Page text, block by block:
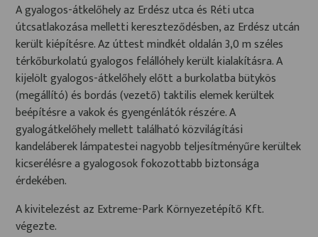
A gyalogos-átkelőhely az Erdész utca és Réti utca
útcsatlakozása melletti kereszteződésben, az Erdész utcán
került kiépítésre. Az úttest mindkét oldalán 3,0 m széles
térkőburkolatú gyalogos felállóhely került kialakításra. A
kijelölt gyalogos-átkelőhely előtt a burkolatba bütykös
(megállító) és bordás (vezető) taktilis elemek kerültek
beépítésre a vakok és gyengénlátók részére. A
gyalogátkelőhely mellett található közvilágítási
kandeláberek lámpatestei nagyobb teljesítményűre kerültek
kicserélésre a gyalogosok fokozottabb biztonsága
érdekében.
A kivitelezést az Extreme-Park Környezetépítő Kft.
végezte.